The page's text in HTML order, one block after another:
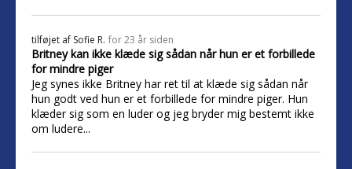
tilføjet af Sofie R. for 23 år siden
Britney kan ikke klæde sig sådan når hun er et forbillede
for mindre piger
Jeg synes ikke Britney har ret til at klæde sig sådan når
hun godt ved hun er et forbillede for mindre piger. Hun
klæder sig som en luder og jeg bryder mig bestemt ikke
om ludere...